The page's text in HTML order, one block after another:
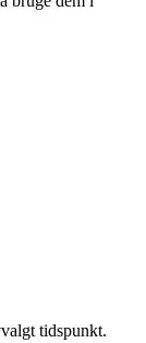
tidspunkt.